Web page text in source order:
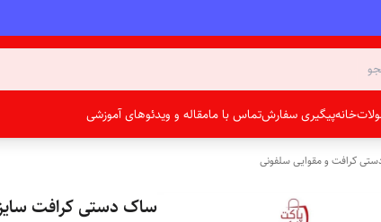
خانهپیگیری سفارشتماس با مامقاله و ویدئوهای آموزشی
کرافت و مقوایی سلفونی
ساک دستی کرافت سایز ۱۲-۳۲-